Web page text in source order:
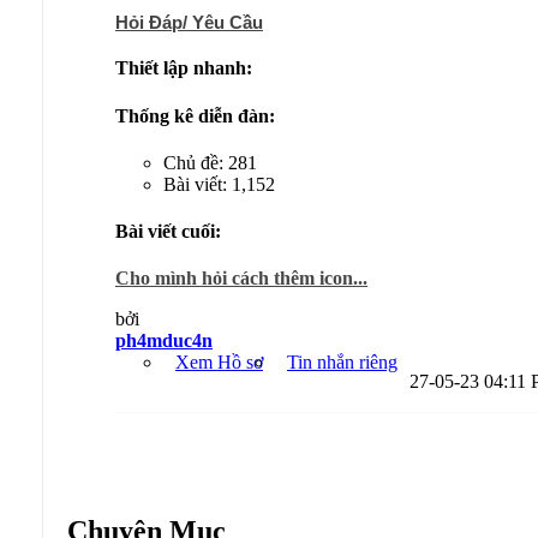
Hỏi Đáp/ Yêu Cầu
Thiết lập nhanh:
Thống kê diễn đàn:
Chủ đề: 281
Bài viết: 1,152
Bài viết cuối:
Cho mình hỏi cách thêm icon...
bởi
ph4mduc4n
Xem Hồ sơ
Tin nhắn riêng
27-05-23 04:11
Chuyên Mục